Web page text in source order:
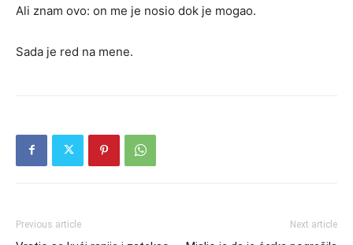
Ali znam ovo: on me je nosio dok je mogao.
Sada je red na mene.
Previous article Next article